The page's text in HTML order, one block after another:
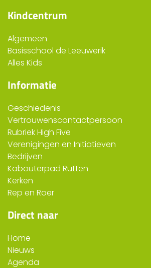
Kindcentrum
Algemeen
Basisschool de Leeuwerik
Alles Kids
Informatie
Geschiedenis
Vertrouwenscontactpersoon
Rubriek High Five
Verenigingen en Initiatieven
Bedrijven
Kabouterpad Rutten
Kerken
Rep en Roer
Direct naar
Home
Nieuws
Agenda